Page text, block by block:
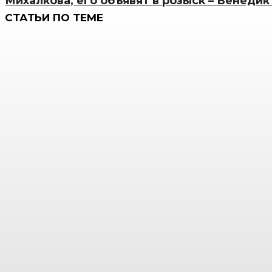
СТАТЬИ ПО ТЕМЕ